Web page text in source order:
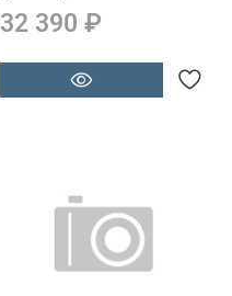
32 390 ₽